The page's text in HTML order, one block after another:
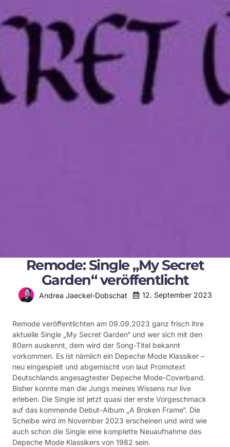
Remode: Single „My Secret
Garden“ veröffentlicht
Andrea Jaeckel-Dobschat 12. September 2023
Remode veröffentlichten am 09.09.2023 ganz frisch ihre
aktuelle Single „My Secret Garden“ und wer sich mit den
80ern auskennt, dem wird der Song-Titel bekannt
vorkommen. Es ist nämlich ein Depeche Mode Klassiker –
neu eingespielt und abgemischt von laut Promotext
Deutschlands angesagtester Depeche Mode-Coverband.
Bisher konnte man die Jungs meines Wissens nur live
erleben. Die Single ist jetzt quasi der erste Vorgeschmack
auf das kommende Debut-Album „A Broken Frame“. Die
Scheibe wird im November 2023 erscheinen und wird wie
auch schon die Single eine komplette Neuaufnahme des
Depeche Mode Klassikers von 1982 sein.